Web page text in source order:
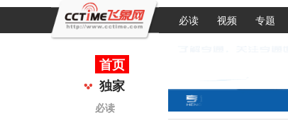
必读 视频 专题
首页
独家
必读